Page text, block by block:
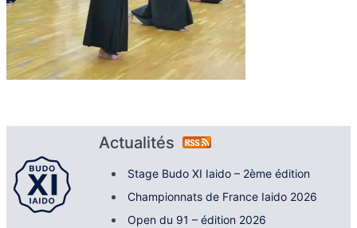
Actualités
Stage Budo XI Iaido – 2ème édition
Championnats de France Iaido 2026
Open du 91 – édition 2026